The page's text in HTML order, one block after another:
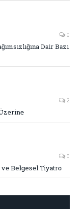
0
Dair Bazı
2
0
Belgesel Tiyatro